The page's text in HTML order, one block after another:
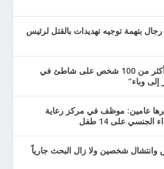
بتهمة توجيه تهديدات بالقتل لرئيس
قنديل بحر ملون يلسع أكثر من 100 شخص على شاطئ في
إلى وباء”
عامين: موظف في مركز رعاية
على 14 طفل
شخصين ولا زال البحث جارياً